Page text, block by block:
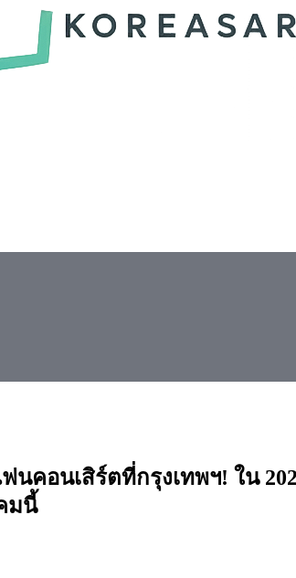
คอนเสิร์ตที่กรุงเทพฯ! ใน
มนี้